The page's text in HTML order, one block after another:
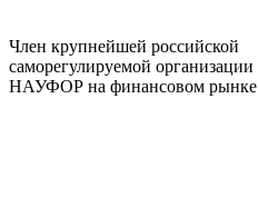
Член крупнейшей российской
саморегулируемой организации
НАУФОР на финансовом рынке